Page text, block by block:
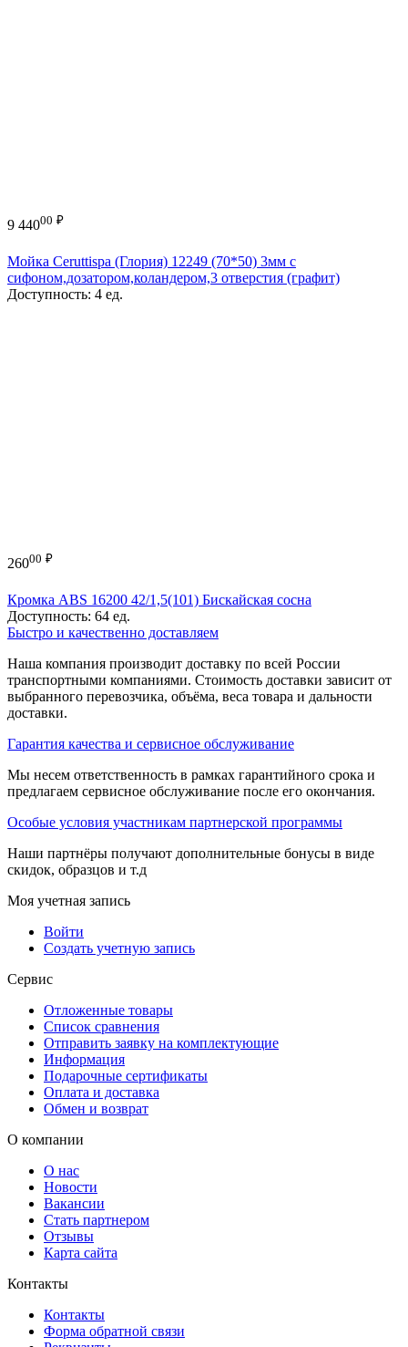
9 44000 ₽
Мойка Ceruttispa (Глория) 12249 (70*50) 3мм с
сифоном,дозатором,коландером,3 отверстия (графит)
Доступность: 4 ед.
26000 ₽
Кромка ABS 16200 42/1,5(101) Бискайская сосна
Доступность: 64 ед.
Быстро и качественно доставляем
Наша компания производит доставку по всей России
транспортными компаниями. Стоимость доставки зависит от
выбранного перевозчика, объёма, веса товара и дальности
доставки.
Гарантия качества и сервисное обслуживание
Мы несем ответственность в рамках гарантийного срока и
предлагаем сервисное обслуживание после его окончания.
Особые условия участникам партнерской программы
Наши партнёры получают дополнительные бонусы в виде
скидок, образцов и т.д
Моя учетная запись
Войти
Создать учетную запись
Сервис
Отложенные товары
Список сравнения
Отправить заявку на комплектующие
Информация
Подарочные сертификаты
Оплата и доставка
Обмен и возврат
О компании
О нас
Новости
Вакансии
Стать партнером
Отзывы
Карта сайта
Контакты
Контакты
Форма обратной связи